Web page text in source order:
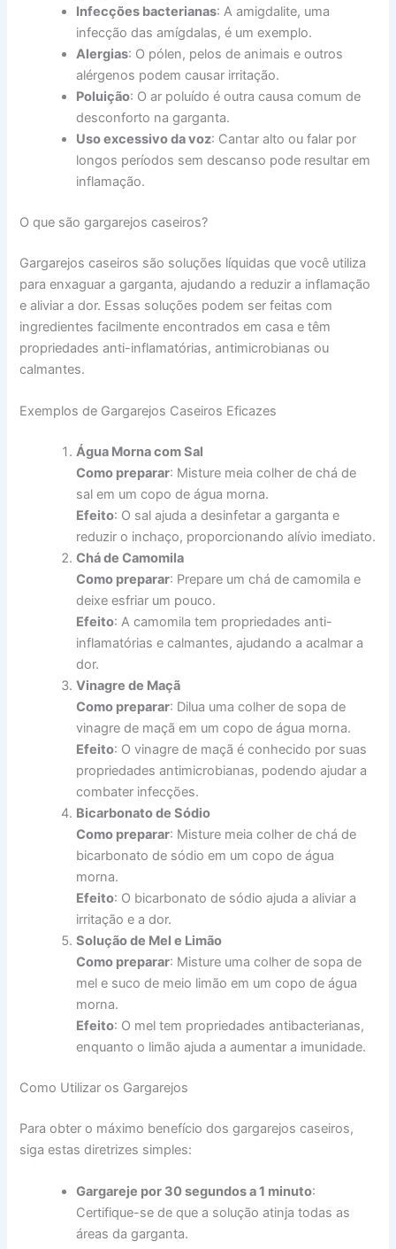
Infecções bacterianas: A amigdalite, uma
infecção das amígdalas, é um exemplo.
Alergias: O pólen, pelos de animais e outros
alérgenos podem causar irritação.
Poluição: O ar poluído é outra causa comum de
desconforto na garganta.
Uso excessivo da voz: Cantar alto ou falar por
longos períodos sem descanso pode resultar em
inflamação.
O que são gargarejos caseiros?
Gargarejos caseiros são soluções líquidas que você utiliza
para enxaguar a garganta, ajudando a reduzir a inflamação
e aliviar a dor. Essas soluções podem ser feitas com
ingredientes facilmente encontrados em casa e têm
propriedades anti-inflamatórias, antimicrobianas ou
calmantes.
Exemplos de Gargarejos Caseiros Eficazes
Água Morna com Sal
Como preparar: Misture meia colher de chá de
sal em um copo de água morna.
Efeito: O sal ajuda a desinfetar a garganta e
reduzir o inchaço, proporcionando alívio imediato.
Chá de Camomila
Como preparar: Prepare um chá de camomila e
deixe esfriar um pouco.
Efeito: A camomila tem propriedades anti-
inflamatórias e calmantes, ajudando a acalmar a
dor.
Vinagre de Maçã
Como preparar: Dilua uma colher de sopa de
vinagre de maçã em um copo de água morna.
Efeito: O vinagre de maçã é conhecido por suas
propriedades antimicrobianas, podendo ajudar a
combater infecções.
Bicarbonato de Sódio
Como preparar: Misture meia colher de chá de
bicarbonato de sódio em um copo de água
morna.
Efeito: O bicarbonato de sódio ajuda a aliviar a
irritação e a dor.
Solução de Mel e Limão
Como preparar: Misture uma colher de sopa de
mel e suco de meio limão em um copo de água
morna.
Efeito: O mel tem propriedades antibacterianas,
enquanto o limão ajuda a aumentar a imunidade.
Como Utilizar os Gargarejos
Para obter o máximo benefício dos gargarejos caseiros,
siga estas diretrizes simples:
Gargareje por 30 segundos a 1 minuto:
Certifique-se de que a solução atinja todas as
áreas da garganta.